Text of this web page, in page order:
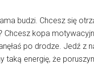
budzi. Chcesz się
Chcesz kopa
po drodze. Jedź z
taką energię, że